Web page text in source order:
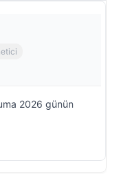
2026 günün